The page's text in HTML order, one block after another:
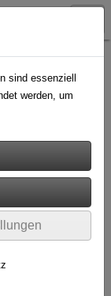
sind essenziell
werden, um